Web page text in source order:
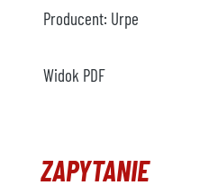
Producent: Urpe
Widok PDF
ZAPYTANIE